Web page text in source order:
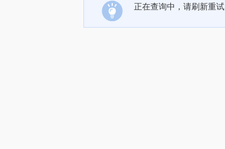
正在查询中，请刷新重试